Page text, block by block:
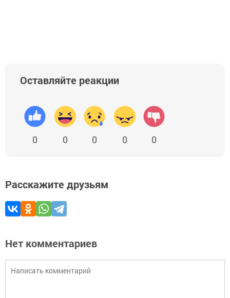
Оставляйте реакции
0 0 0 0 0
Расскажите друзьям
Нет комментариев